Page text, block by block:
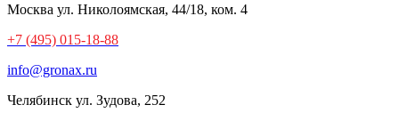
Москва ул. Николоямская, 44/18, ком. 4
+7 (495) 015-18-88
info@gronax.ru
Челябинск ул. Зудова, 252